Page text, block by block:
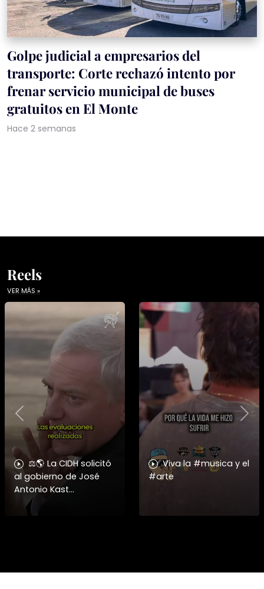
Golpe judicial a empresarios del
transporte: Corte rechazó intento por
frenar servicio municipal de buses
gratuitos en El Monte
Hace 2 semanas
Reels
VER MÁS »
⚖️🌎 La CIDH solicitó
al gobierno de José
Antonio Kast
información detallada
sobre cambios
Viva la #musica y el
#arte
Previous